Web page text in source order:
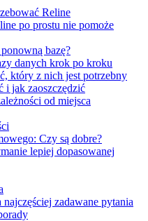
Reline
po prostu nie pomoże
bazę?
danych krok po kroku
który z nich jest potrzebny
i jak zaoszczędzić
od miejsca
Czy są dobre?
lepiej dopasowanej
zadawane pytania